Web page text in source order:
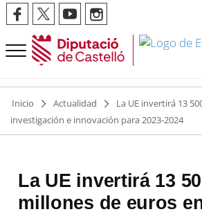
Inicio Actualidad
La UE invertirá 13
investigación e innovación para 2023-2024
La UE invertirá 13
millones de euros